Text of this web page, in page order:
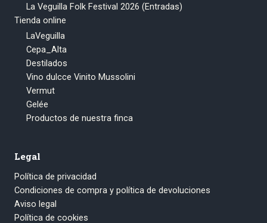
La Veguilla Folk Festival 2026 (Entradas)
Tienda online
LaVeguilla
Cepa_Alta
Destilados
Vino dulcce Vinito Mussolini
Vermut
Gelée
Productos de nuestra finca
Legal
Política de privacidad
Condiciones de compra y política de devoluciones
Aviso legal
Política de cookies